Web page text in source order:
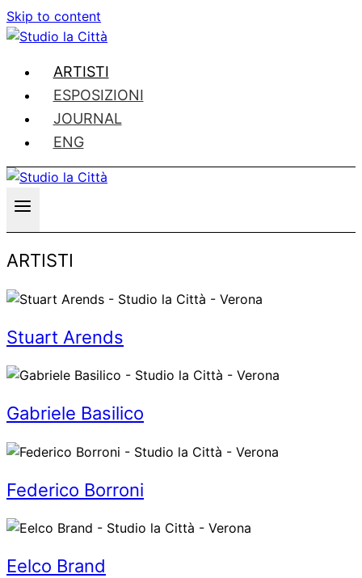
Skip to content
ARTISTI
ESPOSIZIONI
JOURNAL
ENG
ARTISTI
Stuart Arends
Gabriele Basilico
Federico Borroni
Eelco Brand